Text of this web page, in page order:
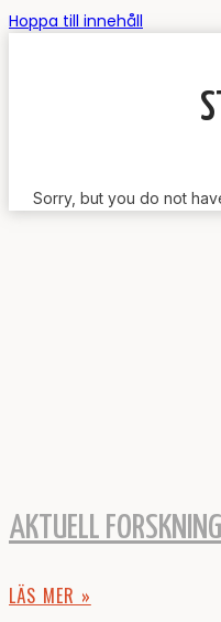
Hoppa till innehåll
Sorry, but you do not
AKTUELL
LÄS MER »